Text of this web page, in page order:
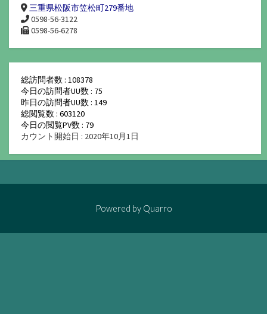
三重県松阪市笠松町279番地
0598-56-3122
0598-56-6278
総訪問者数 : 108378
今日の訪問者UU数 : 75
昨日の訪問者UU数 : 149
総閲覧数 : 603120
今日の閲覧PV数 : 79
カウント開始日 : 2020年10月1日
Powered by Quarro